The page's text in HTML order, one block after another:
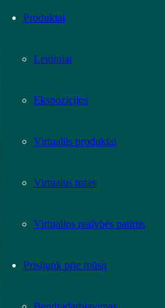
Produktai
Leidiniai
Ekspozicijos
Virtualūs produktai
Virtualus turas
Virtualios realybės patirtis
Prisijunk prie mūsų
žaidimai, galite apsilankyti